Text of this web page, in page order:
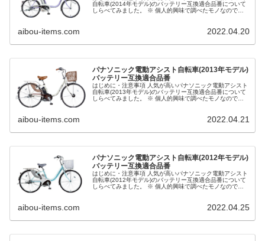
自転車(2014年モデル)のバッテリー互換適合品番について
しらべてみました。 ※ 個人的興味で調べたモノなので正
aibou-items.com 2022.04.20
パナソニック電動アシスト自転車(2013年モデル)
バッテリー互換適合品番
はじめに・注意事項 人気が高いパナソニック電動アシスト
自転車(2013年モデル)のバッテリー互換適合品番について
しらべてみました。 ※ 個人的興味で調べたモノなので正
aibou-items.com 2022.04.21
パナソニック電動アシスト自転車(2012年モデル)
バッテリー互換適合品番
はじめに・注意事項 人気が高いパナソニック電動アシスト
自転車(2012年モデル)のバッテリー互換適合品番について
しらべてみました。 ※ 個人的興味で調べたモノなので正
aibou-items.com 2022.04.25